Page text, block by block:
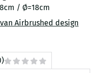
/ Ø=18cm
Airbrushed design